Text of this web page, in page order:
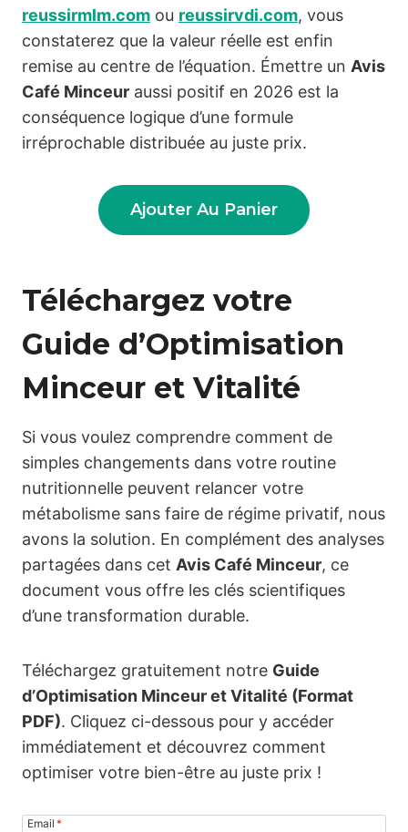
reussirmlm.com ou reussirvdi.com, vous
constaterez que la valeur réelle est enfin
remise au centre de l’équation. Émettre un Avis
Café Minceur aussi positif en 2026 est la
conséquence logique d’une formule
irréprochable distribuée au juste prix.
Ajouter Au Panier
Téléchargez votre
Guide d’Optimisation
Minceur et Vitalité
Si vous voulez comprendre comment de
simples changements dans votre routine
nutritionnelle peuvent relancer votre
métabolisme sans faire de régime privatif, nous
avons la solution. En complément des analyses
partagées dans cet Avis Café Minceur, ce
document vous offre les clés scientifiques
d’une transformation durable.
Téléchargez gratuitement notre Guide
d’Optimisation Minceur et Vitalité (Format
PDF). Cliquez ci-dessous pour y accéder
immédiatement et découvrez comment
optimiser votre bien-être au juste prix !
Email *